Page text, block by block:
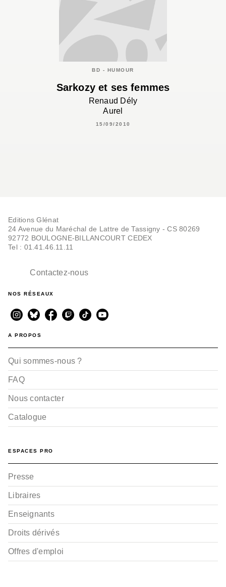
BD - HUMOUR
Sarkozy et ses femmes
Renaud Dély
Aurel
15/09/2010
Editions Glénat
24 Avenue du Maréchal de Lattre de Tassigny - CS 80269
92772 BOULOGNE-BILLANCOURT CEDEX
Tel : 01.41.46.11.11
Contactez-nous
NOS RÉSEAUX
A PROPOS
Qui sommes-nous ?
FAQ
Nous contacter
Catalogue
ESPACES PRO
Presse
Libraires
Enseignants
Droits dérivés
Offres d'emploi